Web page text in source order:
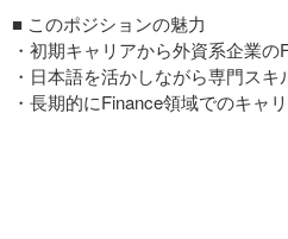
■ このポジションの魅力
・初期キャリアから外資系企業
・日本語を活かしながら専門スキ
・長期的にFinance領域でのキャ